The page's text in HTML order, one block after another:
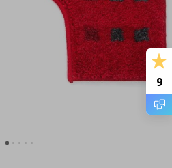
9